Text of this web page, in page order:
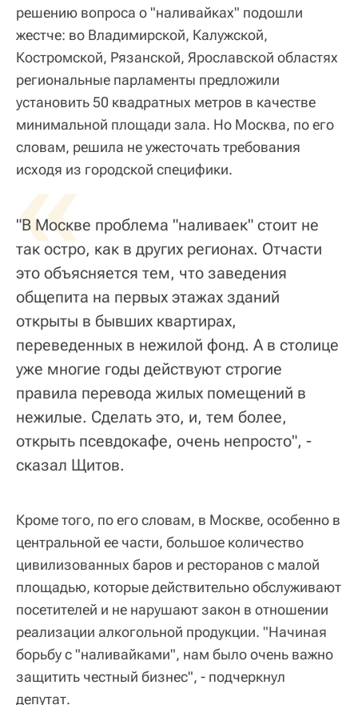
решению вопроса о "наливайках" подошли
жестче: во Владимирской, Калужской,
Костромской, Рязанской, Ярославской областях
региональные парламенты предложили
установить 50 квадратных метров в качестве
минимальной площади зала. Но Москва, по его
словам, решила не ужесточать требования
исходя из городской специфики.
«
"В Москве проблема "наливаек" стоит не
так остро, как в других регионах. Отчасти
это объясняется тем, что заведения
общепита на первых этажах зданий
открыты в бывших квартирах,
переведенных в нежилой фонд. А в столице
уже многие годы действуют строгие
правила перевода жилых помещений в
нежилые. Сделать это, и, тем более,
открыть псевдокафе, очень непросто", -
сказал Щитов.
Кроме того, по его словам, в Москве, особенно в
центральной ее части, большое количество
цивилизованных баров и ресторанов с малой
площадью, которые действительно обслуживают
посетителей и не нарушают закон в отношении
реализации алкогольной продукции. "Начиная
борьбу с "наливайками", нам было очень важно
защитить честный бизнес", - подчеркнул
депутат.